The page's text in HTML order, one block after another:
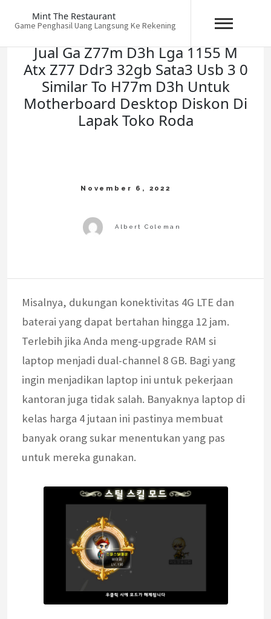
Mint The Restaurant
Game Penghasil Uang Langsung Ke Rekening
Jual Ga Z77m D3h Lga 1155 M
Atx Z77 Ddr3 32gb Sata3 Usb 3 0
Similar To H77m D3h Untuk
Motherboard Desktop Diskon Di
Lapak Toko Roda
Misalnya, dukungan konektivitas 4G LTE dan
baterai yang dapat bertahan hingga 12 jam.
Terlebih jika Anda meng-upgrade RAM si
laptop menjadi dual-channel 8 GB. Bagi yang
ingin menjadikan laptop ini untuk pekerjaan
kantoran juga tidak salah. Banyaknya laptop di
kelas harga 4 jutaan ini pastinya membuat
banyak orang sukar menentukan yang pas
untuk mereka gunakan.